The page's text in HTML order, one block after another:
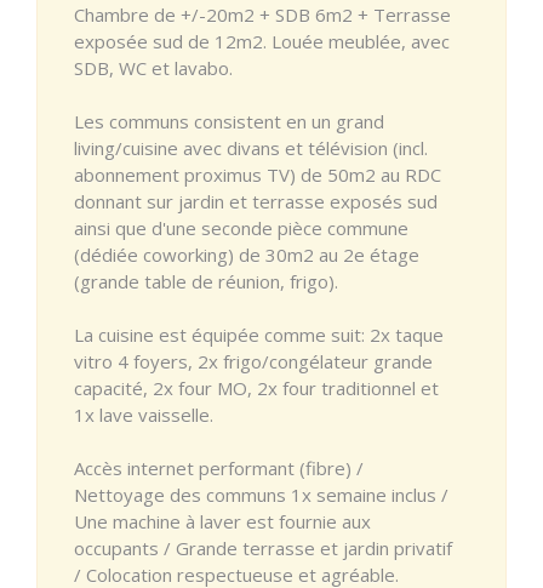
Chambre de +/-20m2 + SDB 6m2 + Terrasse
exposée sud de 12m2. Louée meublée, avec
SDB, WC et lavabo.
Les communs consistent en un grand
living/cuisine avec divans et télévision (incl.
abonnement proximus TV) de 50m2 au RDC
donnant sur jardin et terrasse exposés sud
ainsi que d'une seconde pièce commune
(dédiée coworking) de 30m2 au 2e étage
(grande table de réunion, frigo).
La cuisine est équipée comme suit: 2x taque
vitro 4 foyers, 2x frigo/congélateur grande
capacité, 2x four MO, 2x four traditionnel et
1x lave vaisselle.
Accès internet performant (fibre) /
Nettoyage des communs 1x semaine inclus /
Une machine à laver est fournie aux
occupants / Grande terrasse et jardin privatif
/ Colocation respectueuse et agréable.